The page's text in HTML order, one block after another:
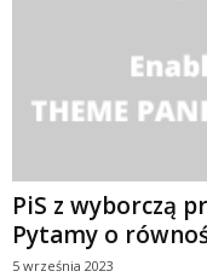
PiS z wyborczą
Pytamy o
5 września 2023